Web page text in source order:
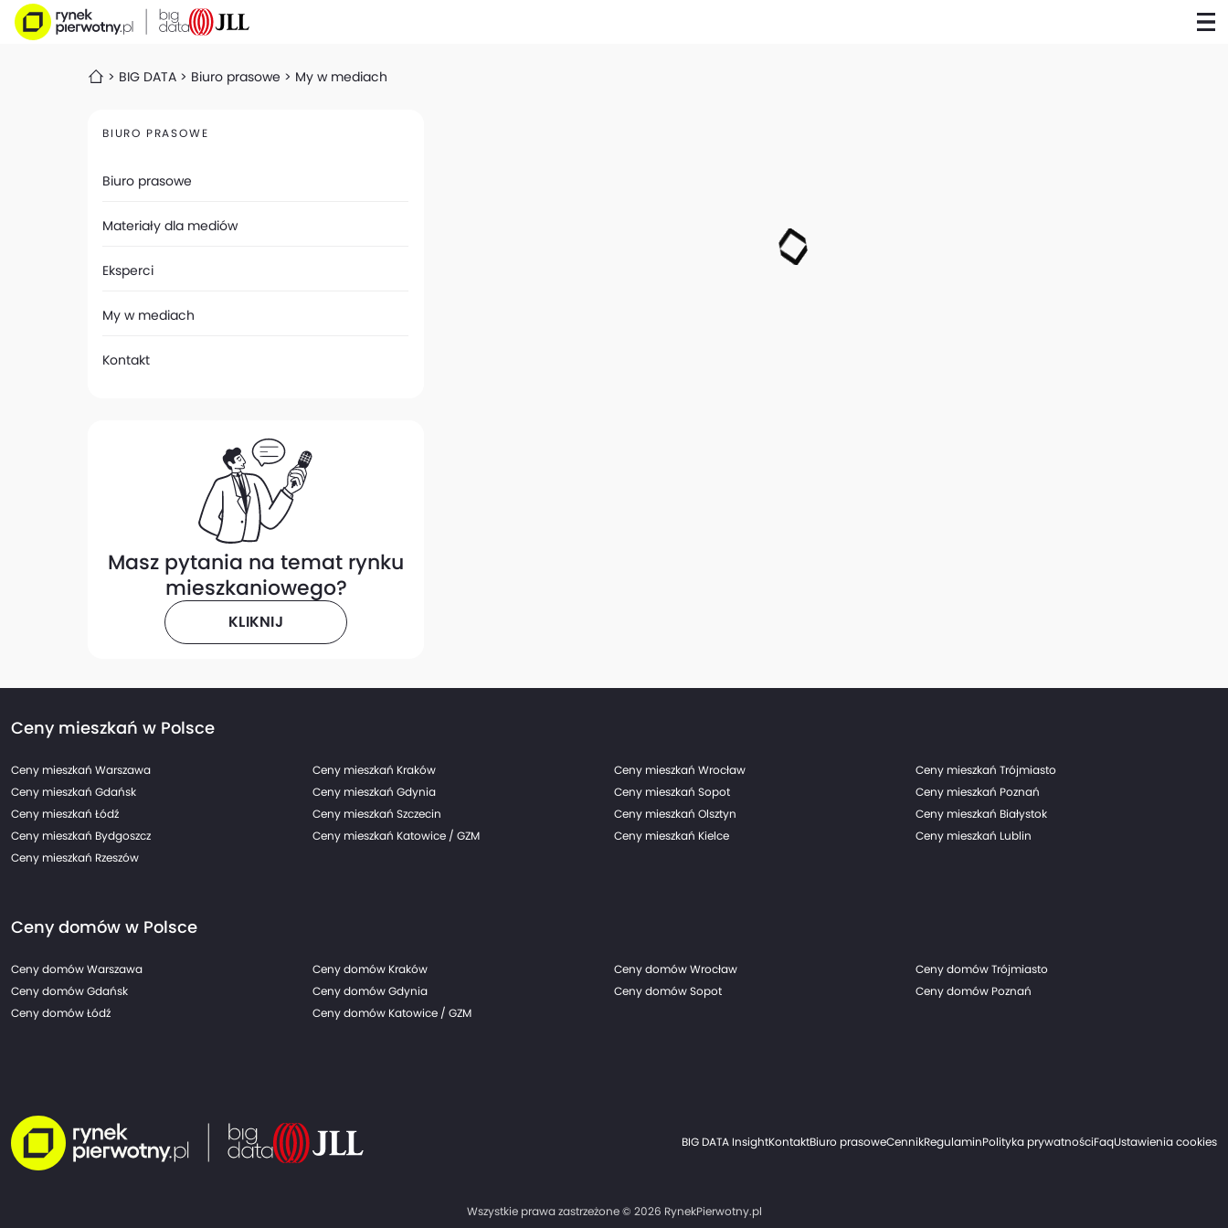
BIG DATA Biuro prasowe My w mediach
BIURO PRASOWE
Biuro prasowe
Materiały dla mediów
Eksperci
My w mediach
Kontakt
Masz pytania na temat rynku
mieszkaniowego?
KLIKNIJ
Ceny mieszkań w Polsce
Ceny mieszkań Warszawa Ceny mieszkań Kraków Ceny mieszkań Wrocław
Ceny mieszkań Trójmiasto
Ceny mieszkań Gdańsk
Ceny mieszkań Gdynia Ceny mieszkań Sopot
Ceny mieszkań Poznań
Ceny mieszkań Łódź
Ceny mieszkań Szczecin Ceny mieszkań Olsztyn
Ceny mieszkań Białystok
Ceny mieszkań Bydgoszcz
Ceny mieszkań Katowice / GZM Ceny mieszkań Kielce
Ceny mieszkań Lublin
Ceny mieszkań Rzeszów
Ceny domów w Polsce
Ceny domów Warszawa Ceny domów Kraków Ceny domów Wrocław
Ceny domów Trójmiasto
Ceny domów Gdańsk
Ceny domów Gdynia Ceny domów Sopot
Ceny domów Poznań
Ceny domów Łódź
Ceny domów Katowice / GZM
BIG DATA InsightKontaktBiuro prasoweCennikRegulaminPolityka prywatnościFaqUstawienia cookies
Wszystkie prawa zastrzeżone © 2026 RynekPierwotny.pl